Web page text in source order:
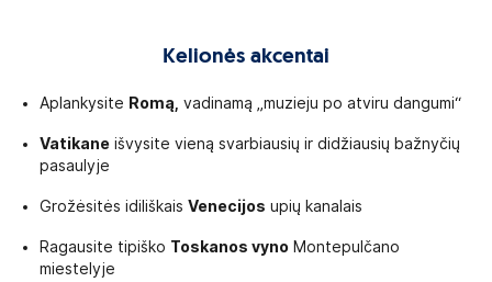
Kelionės akcentai
Aplankysite Romą, vadinamą „muzieju po atviru dangumi“
Vatikane išvysite vieną svarbiausių ir didžiausių bažnyčių
pasaulyje
Grožėsitės idiliškais Venecijos upių kanalais
Ragausite tipiško Toskanos vyno Montepulčano
miestelyje